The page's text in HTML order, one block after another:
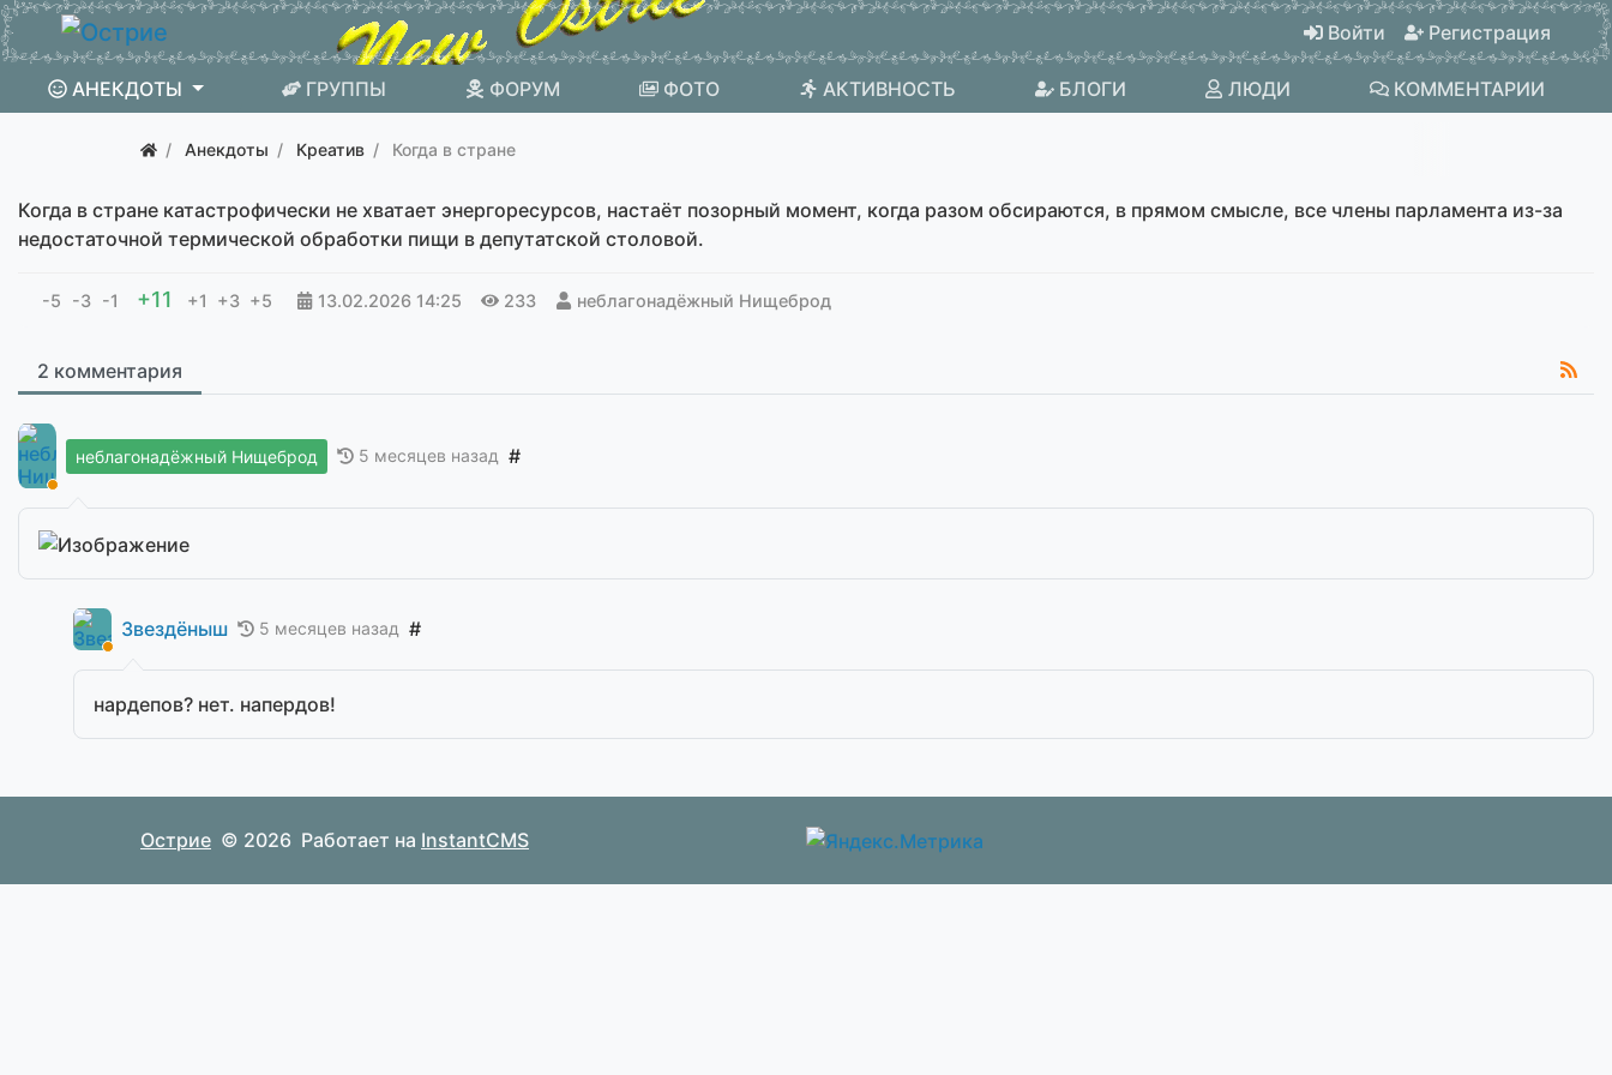
Войти Регистрация
АНЕКДОТЫ ГРУППЫ ФОРУМ ФОТО АКТИВНОСТЬ БЛОГИ ЛЮДИ КОММЕНТАРИИ
Анекдоты Креатив Когда в стране
Когда в стране катастрофически не хватает энергоресурсов, настаёт позорный момент, когда разом обсираются, в прямом смысле, все члены парламента из-за
недостаточной термической обработки пищи в депутатской столовой.
-5 -3 -1 +11 +1 +3 +5 13.02.2026 14:25 233 неблагонадёжный Нищеброд
2 комментария
неблагонадёжный Нищеброд 5 месяцев назад #
Звездёныш 5 месяцев назад #
нардепов? нет. напердов!
Острие © 2026 Работает на InstantCMS